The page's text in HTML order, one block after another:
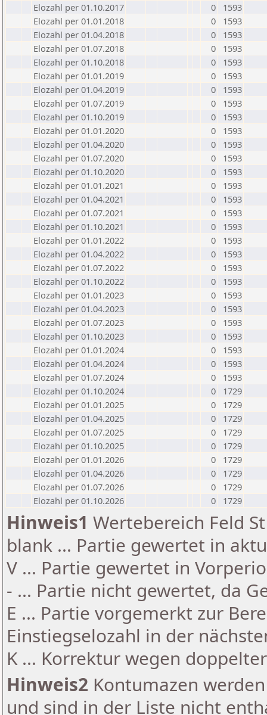
Elozahl per 01.10.2017
0
1593
Elozahl per 01.01.2018
0
1593
Elozahl per 01.04.2018
0
1593
Elozahl per 01.07.2018
0
1593
Elozahl per 01.10.2018
0
1593
Elozahl per 01.01.2019
0
1593
Elozahl per 01.04.2019
0
1593
Elozahl per 01.07.2019
0
1593
Elozahl per 01.10.2019
0
1593
Elozahl per 01.01.2020
0
1593
Elozahl per 01.04.2020
0
1593
Elozahl per 01.07.2020
0
1593
Elozahl per 01.10.2020
0
1593
Elozahl per 01.01.2021
0
1593
Elozahl per 01.04.2021
0
1593
Elozahl per 01.07.2021
0
1593
Elozahl per 01.10.2021
0
1593
Elozahl per 01.01.2022
0
1593
Elozahl per 01.04.2022
0
1593
Elozahl per 01.07.2022
0
1593
Elozahl per 01.10.2022
0
1593
Elozahl per 01.01.2023
0
1593
Elozahl per 01.04.2023
0
1593
Elozahl per 01.07.2023
0
1593
Elozahl per 01.10.2023
0
1593
Elozahl per 01.01.2024
0
1593
Elozahl per 01.04.2024
0
1593
Elozahl per 01.07.2024
0
1593
Elozahl per 01.10.2024
0
1729
Elozahl per 01.01.2025
0
1729
Elozahl per 01.04.2025
0
1729
Elozahl per 01.07.2025
0
1729
Elozahl per 01.10.2025
0
1729
Elozahl per 01.01.2026
0
1729
Elozahl per 01.04.2026
0
1729
Elozahl per 01.07.2026
0
1729
Elozahl per 01.10.2026
0 1729
Hinweis1 Wertebereich Feld
blank ... Partie gewertet in
V ... Partie gewertet in
- ... Partie nicht gewertet, da
E ... Partie vorgemerkt zur
Einstiegselozahl in der
K ... Korrektur wegen
Hinweis2 Kontumazen
und sind in der Liste nicht